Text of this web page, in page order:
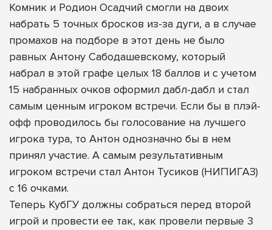
Комник и Родион Осадчий смогли на двоих
набрать 5 точных бросков из-за дуги, а в случае
промахов на подборе в этот день не было
равных Антону Сабодашевскому, который
набрал в этой графе целых 18 баллов и с учетом
15 набранных очков оформил дабл-дабл и стал
самым ценным игроком встречи. Если бы в плэй-
офф проводилось бы голосование на лучшего
игрока тура, то Антон однозначно бы в нем
принял участие. А самым результативным
игроком встречи стал Антон Тусиков (НИПИГАЗ)
с 16 очками.
Теперь КубГУ должны собраться перед второй
игрой и провести ее так, как провели первые 3